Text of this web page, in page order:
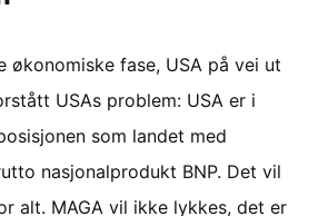
økonomiske fase, USA på vei ut
USAs problem: USA er i
som landet med
nasjonalprodukt BNP. Det vil
alt. MAGA vil ikke lykkes, det er